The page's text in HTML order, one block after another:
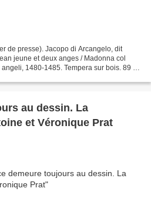
de presse). Jacopo di Arcangelo, dit
jeune et deux anges / Madonna col
1480-1485. Tempera sur bois. 89 x
au dessin. La
et Véronique Prat